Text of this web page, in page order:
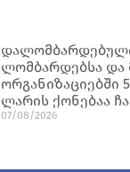
ლომბარდებსა და
ორგანიზაციებში
ლარის ქონებაა
07/08/2026